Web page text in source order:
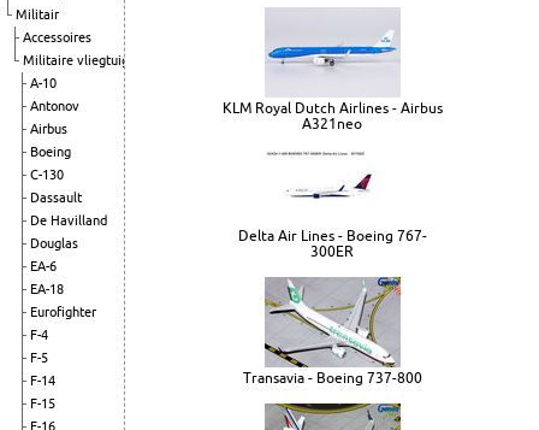
Militair
Accessoires
Militaire vliegtuigen
A-10
Antonov
Airbus
Boeing
C-130
Dassault
De Havilland
Douglas
EA-6
EA-18
Eurofighter
F-4
F-5
F-14
F-15
F-16
KLM Royal Dutch Airlines - Airbus
A321neo
Delta Air Lines - Boeing 767-
300ER
Transavia - Boeing 737-800